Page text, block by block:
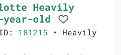
Heavily
year-old
181215 • Heavily